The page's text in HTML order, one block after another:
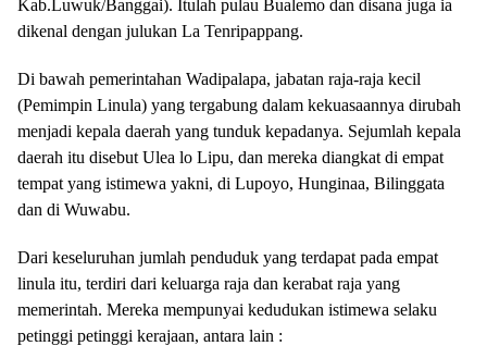
Kab.Luwuk/Banggai). Itulah pulau Bualemo dan disana juga ia
dikenal dengan julukan La Tenripappang.
Di bawah pemerintahan Wadipalapa, jabatan raja-raja kecil
(Pemimpin Linula) yang tergabung dalam kekuasaannya dirubah
menjadi kepala daerah yang tunduk kepadanya. Sejumlah kepala
daerah itu disebut Ulea lo Lipu, dan mereka diangkat di empat
tempat yang istimewa yakni, di Lupoyo, Hunginaa, Bilinggata
dan di Wuwabu.
Dari keseluruhan jumlah penduduk yang terdapat pada empat
linula itu, terdiri dari keluarga raja dan kerabat raja yang
memerintah. Mereka mempunyai kedudukan istimewa selaku
petinggi petinggi kerajaan, antara lain :